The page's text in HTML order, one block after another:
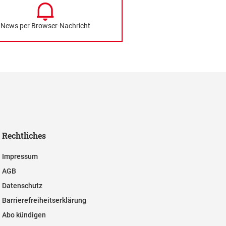
News per Browser-Nachricht
Rechtliches
Impressum
AGB
Datenschutz
Barrierefreiheitserklärung
Abo kündigen